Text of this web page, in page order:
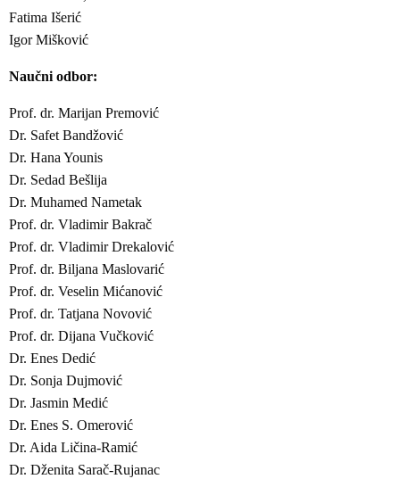
Fatima Išerić
Igor Mišković
Naučni odbor:
Prof. dr. Marijan Premović
Dr. Safet Bandžović
Dr. Hana Younis
Dr. Sedad Bešlija
Dr. Muhamed Nametak
Prof. dr. Vladimir Bakrač
Prof. dr. Vladimir Drekalović
Prof. dr. Biljana Maslovarić
Prof. dr. Veselin Mićanović
Prof. dr. Tatjana Novović
Prof. dr. Dijana Vučković
Dr. Enes Dedić
Dr. Sonja Dujmović
Dr. Jasmin Medić
Dr. Enes S. Omerović
Dr. Aida Ličina-Ramić
Dr. Dženita Sarač-Rujanac